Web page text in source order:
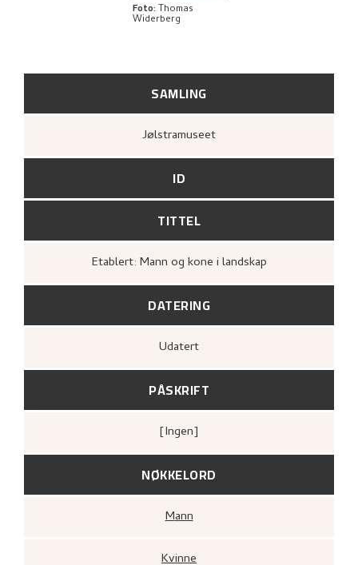
SAMLING
Jølstramuseet
ID
TITTEL
Etablert: Mann og kone i landskap
DATERING
Udatert
PÅSKRIFT
[ingen]
Foto: Thomas
Widerberg
NØKKELORD
Mann
Kvinne